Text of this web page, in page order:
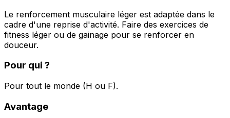
Le renforcement musculaire léger est adaptée dans le
cadre d'une reprise d'activité. Faire des exercices de
fitness léger ou de gainage pour se renforcer en
douceur.
Pour qui ?
Pour tout le monde (H ou F).
Avantage